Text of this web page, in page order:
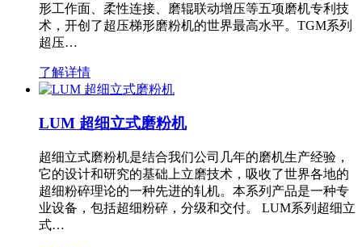
形工作面、柔性连接、磨辊联动增压等五项磨机专利技
术，开创了超压梯形磨粉机的世界最高水平。TGM系列
超压…
了解详情
LUM 超细立式磨粉机
超细立式磨粉机是结合我们公司几年的磨机生产经验，
它的设计和研究的基础上立磨技术，吸收了世界各地的
超细粉碎理论的一种先进的轧机。本系列产品是一种专
业设备，包括超细粉碎，分级和交付。 LUM系列超细立
式…